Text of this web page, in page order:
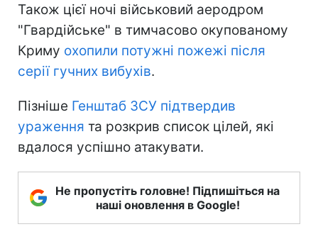
Також цієї ночі військовий аеродром
"Гвардійське" в тимчасово окупованому
Криму охопили потужні пожежі після
серії гучних вибухів.
Пізніше Генштаб ЗСУ підтвердив
ураження та розкрив список цілей, які
вдалося успішно атакувати.
Не пропустіть головне! Підпишіться на
наші оновлення в Google!